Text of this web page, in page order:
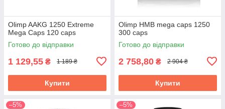
Olimp AAKG 1250 Extreme
Mega Caps 120 caps
Готово до відправки
1 129,55 ₴ 1 189 ₴
Купити
Olimp HMB mega caps 1250
300 caps
Готово до відправки
2 758,80 ₴ 2 904 ₴
Купити
–5% –5%